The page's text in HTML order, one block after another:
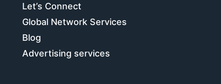
Let’s Connect
Global Network Services
Blog
Advertising services